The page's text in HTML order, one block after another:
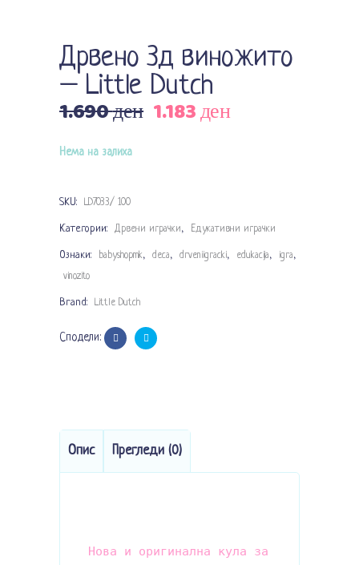
Дрвено 3д виножито
– Little Dutch
1.690ден Original
1.183денCurrent
Нема на залиха
SKU: LD7033/ 100
Категории: Дрвени играчки, Едукативни играчки
Ознаки: babyshopmk, deca, drveniigracki, edukacija, igra,
vinozito
Brand: Little Dutch
Сподели:
Опис Прегледи (0)
Нова и оригинална кула за